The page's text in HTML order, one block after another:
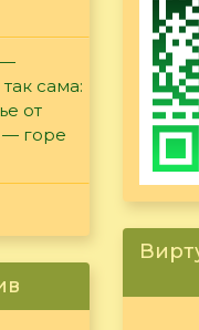
—
сама:
от
— горе